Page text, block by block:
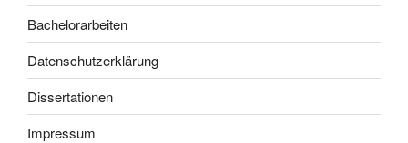
Bachelorarbeiten
Datenschutzerklärung
Dissertationen
Impressum